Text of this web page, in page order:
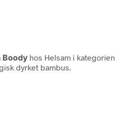
Boody hos Helsam i kategorien
dyrket bambus.